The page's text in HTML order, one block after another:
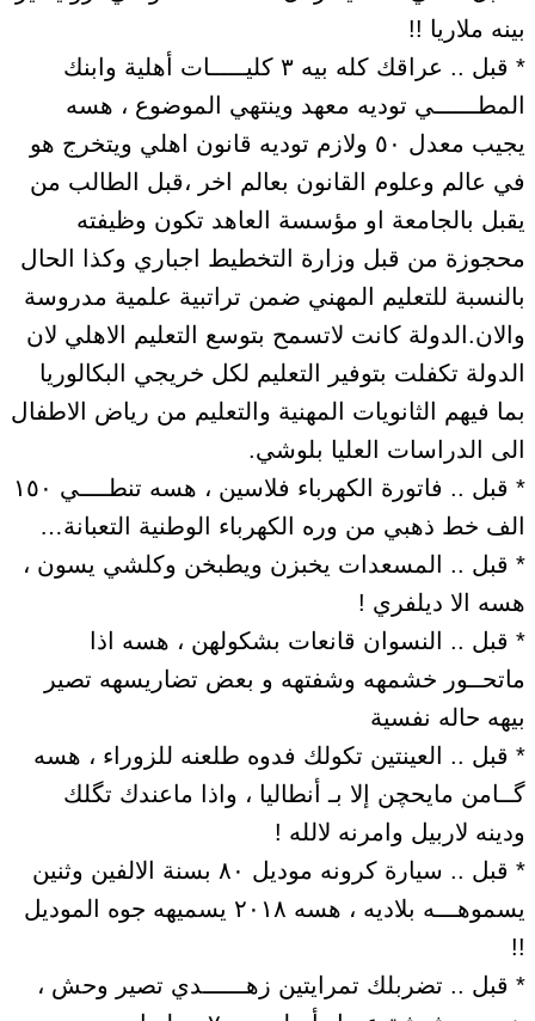
بينه ملاريا !!
* قبل .. عراقك كله بيه ٣ كليـــــات أهلية وابنك
المطــــــي توديه معهد وينتهي الموضوع ، هسه
يجيب معدل ٥٠ ولازم توديه قانون اهلي ويتخرج هو
في عالم وعلوم القانون بعالم اخر ،قبل الطالب من
يقبل بالجامعة او مؤسسة العاهد تكون وظيفته
محجوزة من قبل وزارة التخطيط اجباري وكذا الحال
بالنسبة للتعليم المهني ضمن تراتبية علمية مدروسة
والان.الدولة كانت لاتسمح بتوسع التعليم الاهلي لان
الدولة تكفلت بتوفير التعليم لكل خريجي البكالوريا
بما فيهم الثانويات المهنية والتعليم من رياض الاطفال
الى الدراسات العليا بلوشي.
* قبل .. فاتورة الكهرباء فلاسين ، هسه تنطــــي ١٥٠
الف خط ذهبي من وره الكهرباء الوطنية التعبانة…
* قبل .. المسعدات يخبزن ويطبخن وكلشي يسون ،
هسه الا ديلفري !
* قبل .. النسوان قانعات بشكولهن ، هسه اذا
ماتحــور خشمهه وشفتهه و بعض تضاريسهه تصير
بيهه حاله نفسية
* قبل .. العينتين تكولك فدوه طلعنه للزوراء ، هسه
گــامن مايحچن إلا بـ أنطاليا ، واذا ماعندك تگلك
ودينه لاربيل وامرنه لالله !
* قبل .. سيارة كرونه موديل ٨٠ بسنة الالفين وثنين
يسموهـــه بلاديه ، هسه ٢٠١٨ يسميهه جوه الموديل
!!
* قبل .. تضربلك تمرايتين زهــــــدي تصير وحش ،